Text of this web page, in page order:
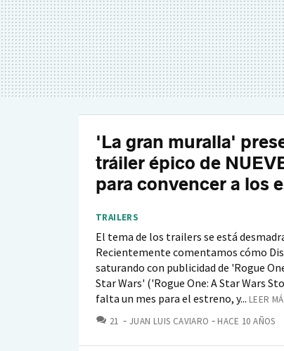
'La gran muralla'
tráiler épico de
para convencer a los
TRAILERS
El tema de los trailers se está
Recientemente comentamos cómo
saturando con publicidad de 'Rogue
Star Wars' ('Rogue One: A Star Wars
falta un mes para el estreno, y... LEER
21 COMENTARIOS
JUAN LUIS CAVIARO HACE 10 AÑOS